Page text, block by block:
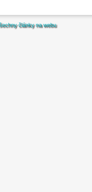
články na webu